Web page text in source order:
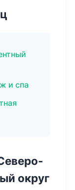
и спа
округ